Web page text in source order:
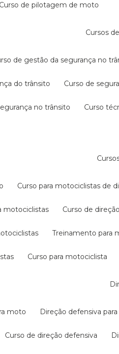
curso de pilotagem de moto
cursos
de gestão da segurança no
do trânsito curso de
no trânsito curso
curso para motociclistas de
motociclistas curso de
treinamento para
curso para motociclista
moto direção defensiva
curso de direção defensiva